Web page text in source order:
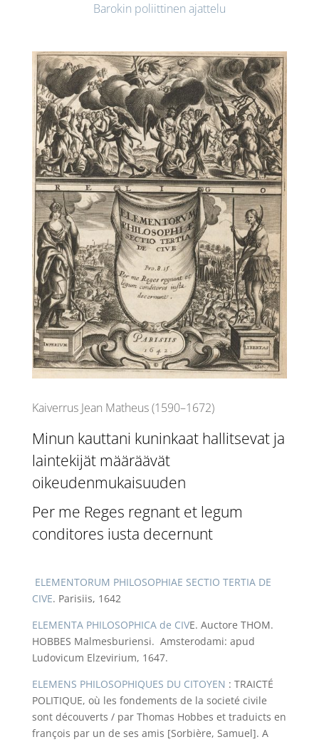
Barokin poliittinen ajattelu
Kaiverrus Jean Matheus(1590–1672)
Minun kauttani kuninkaat hallitsevat ja
laintekijät määräävät
oikeudenmukaisuuden
Per me Reges regnant et legum
conditores iusta decernunt
ELEMENTORUM PHILOSOPHIAE SECTIO TERTIA DE
CIVE. Parisiis, 1642
ELEMENTA PHILOSOPHICA de CIVE. Auctore THOM.
HOBBES Malmesburiensi. Amsterodami: apud
Ludovicum Elzevirium, 1647.
ELEMENS PHILOSOPHIQUES DU CITOYEN : TRAICTÉ
POLITIQUE, où les fondements de la societé civile
sont découverts / par Thomas Hobbes et traduicts en
françois par un de ses amis [Sorbière, Samuel]. A